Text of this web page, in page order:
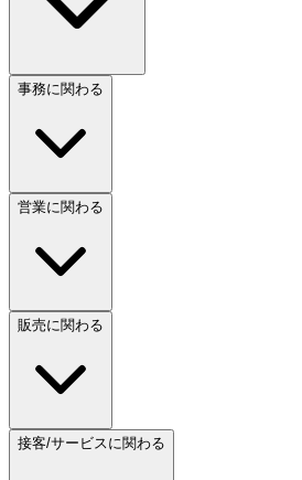
事務に関わる
営業に関わる
販売に関わる
接客/サービスに関わる